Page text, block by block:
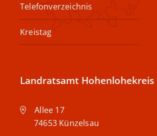
Telefonverzeichnis
Kreistag
Landratsamt Hohenlohekreis
Allee 17
74653 Künzelsau